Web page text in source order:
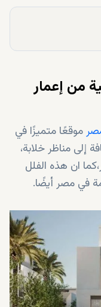
من إعمار
موقعًا متميزًا في
إلى مناظر خلابة،
ان هذه الفلل
في مصر أيضًا.